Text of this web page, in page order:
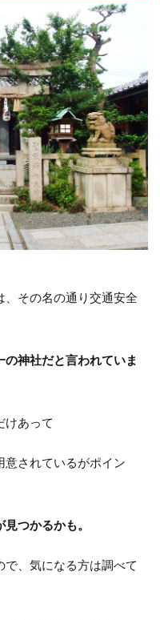
その名の通り交通安全
神社だと言われていま
けあって
意されているがポイン
つかるかも。
、気になる方は調べて